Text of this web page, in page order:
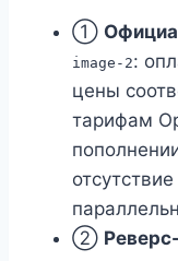
①
image-2:
цены
тарифам
②